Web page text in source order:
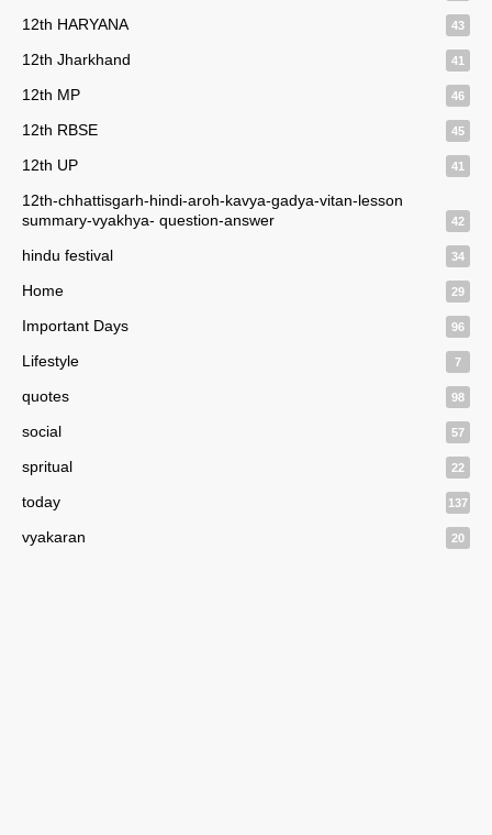
12th HARYANA 43
12th Jharkhand 41
12th MP 46
12th RBSE 45
12th UP 41
12th-chhattisgarh-hindi-aroh-kavya-gadya-vitan-lesson
summary-vyakhya- question-answer
42
hindu festival 34
Home 29
Important Days 96
Lifestyle 7
quotes 98
social 57
spritual 22
today 137
vyakaran 20